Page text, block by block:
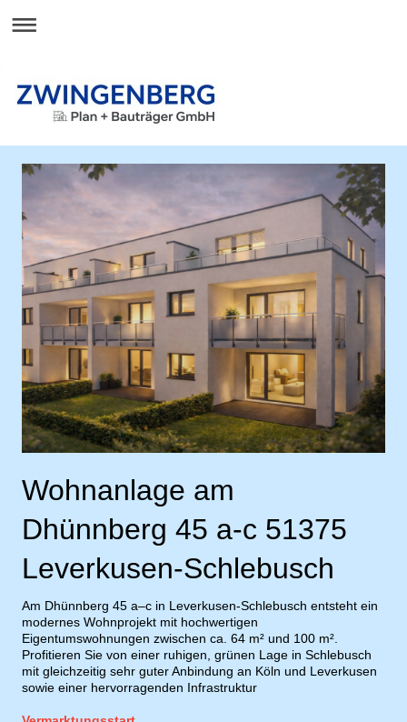
Wohnanlage am
Dhünnberg 45 a-c 51375
Leverkusen-Schlebusch
Am Dhünnberg 45 a–c in Leverkusen-Schlebusch entsteht ein
modernes Wohnprojekt mit hochwertigen
Eigentumswohnungen zwischen ca. 64 m² und 100 m².
Profitieren Sie von einer ruhigen, grünen Lage in Schlebusch
mit gleichzeitig sehr guter Anbindung an Köln und Leverkusen
sowie einer hervorragenden Infrastruktur